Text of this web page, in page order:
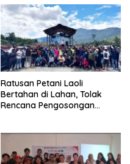
Ratusan Petani Laoli
Bertahan di Lahan, Tolak
Rencana Pengosongan